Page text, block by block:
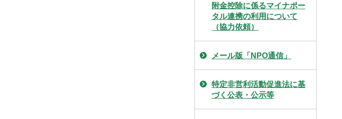
附金控除に係るマイナポー
タル連携の利用について
（協力依頼）
メール版「NPO通信」
特定非営利活動促進法に基
づく公表・公示等